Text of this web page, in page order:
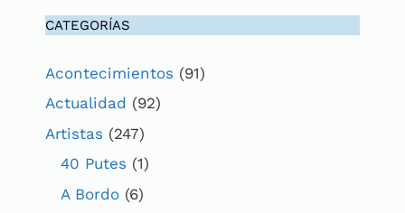
CATEGORÍAS
Acontecimientos (91)
Actualidad (92)
Artistas (247)
40 Putes (1)
A Bordo (6)